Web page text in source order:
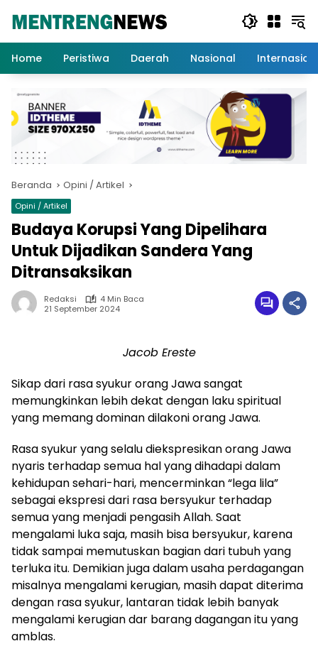
Home
Peristiwa Daerah Nasional
Beranda Opini / Artikel
Opini / Artikel
Budaya Korupsi Yang Dipelihara
Untuk Dijadikan Sandera Yang
Ditransaksikan
Redaksi
4 Min Baca
21 September 2024
Jacob Ereste
Sikap dari rasa syukur orang Jawa sangat
memungkinkan lebih dekat dengan laku spiritual
yang memang dominan dilakoni orang Jawa.
Rasa syukur yang selalu diekspresikan orang Jawa
nyaris terhadap semua hal yang dihadapi dalam
kehidupan sehari-hari, mencerminkan “lega lila”
sebagai ekspresi dari rasa bersyukur terhadap
semua yang menjadi pengasih Allah. Saat
mengalami luka saja, masih bisa bersyukur, karena
tidak sampai memutuskan bagian dari tubuh yang
terluka itu. Demikian juga dalam usaha perdagangan
misalnya mengalami kerugian, masih dapat diterima
dengan rasa syukur, lantaran tidak lebih banyak
mengalami kerugian dar barang dagangan itu yang
amblas.